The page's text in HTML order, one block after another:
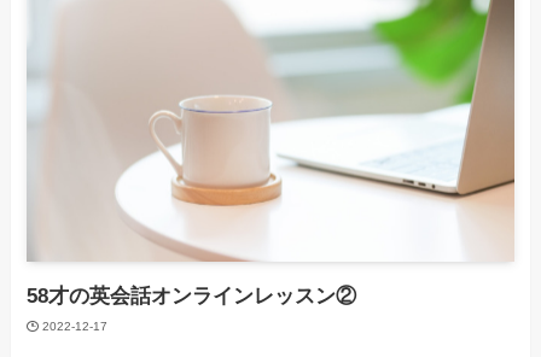
58才の英会話オンラインレッスン②
2022-12-17